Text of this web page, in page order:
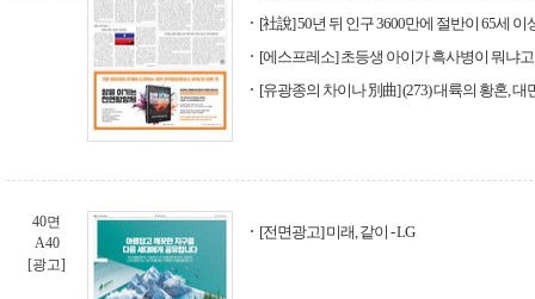
[社說] 50년 뒤 인구 3600만에 절반이 65세 이
[에스프레소] 초등생 아이가 흑사병이 뭐냐
[유광종의 차이나 別曲] (273) 대륙의 황혼, 대
40면
A40
[광고]
[전면광고] 미래, 같이 - LG